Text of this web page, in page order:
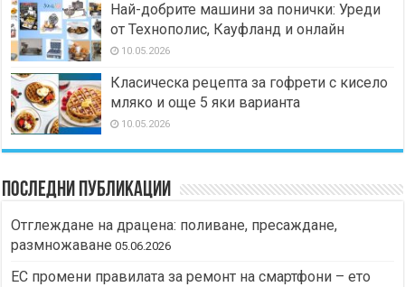
Най-добрите машини за понички: Уреди
от Технополис, Кауфланд и онлайн
10.05.2026
Класическа рецепта за гофрети с кисело
мляко и още 5 яки варианта
10.05.2026
Последни публикации
Отглеждане на драцена: поливане, пресаждане,
размножаване 05.06.2026
ЕС промени правилата за ремонт на смартфони – ето